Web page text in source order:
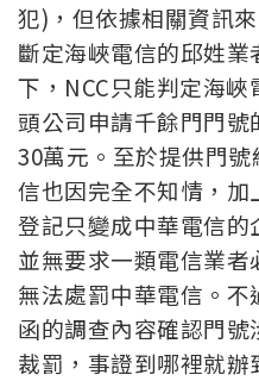
犯)，但依據相關資訊
斷定海峽電信的邱姓
下，NCC只能判定海
頭公司申請千餘門門
30萬元。至於提供門
信也因完全不知情，
登記只變成中華電信
並無要求一類電信業者
無法處罰中華電信。不
函的調查內容確認門
裁罰，事證到哪裡就辦